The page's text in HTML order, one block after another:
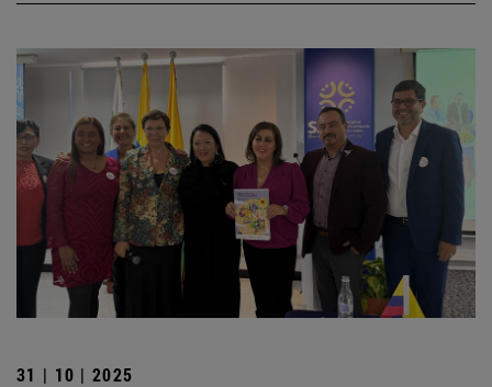
31 | 10 | 2025